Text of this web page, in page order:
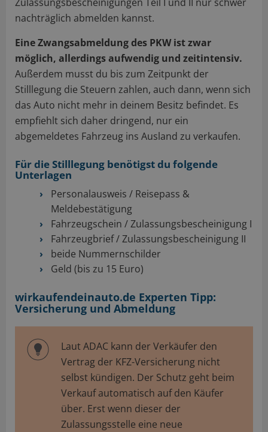
nachträglich abmelden kannst.
Eine Zwangsabmeldung des PKW ist zwar
möglich, allerdings aufwendig und zeitintensiv.
Außerdem musst du bis zum Zeitpunkt der
Stilllegung die Steuern zahlen, auch dann, wenn sich
das Auto nicht mehr in deinem Besitz befindet. Es
empfiehlt sich daher dringend, nur ein
abgemeldetes Fahrzeug ins Ausland zu verkaufen.
Für die Stilllegung benötigst du folgende
Unterlagen
Personalausweis / Reisepass &
Meldebestätigung
Fahrzeugschein / Zulassungsbescheinigung I
Fahrzeugbrief / Zulassungsbescheinigung II
beide Nummernschilder
Geld (bis zu 15 Euro)
wirkaufendeinauto.de Experten Tipp:
Versicherung und Abmeldung
Laut ADAC kann der Verkäufer den
Vertrag der KFZ-Versicherung nicht
selbst kündigen. Der Schutz geht beim
Verkauf automatisch auf den Käufer
über. Erst wenn dieser der
Zulassungsstelle eine neue